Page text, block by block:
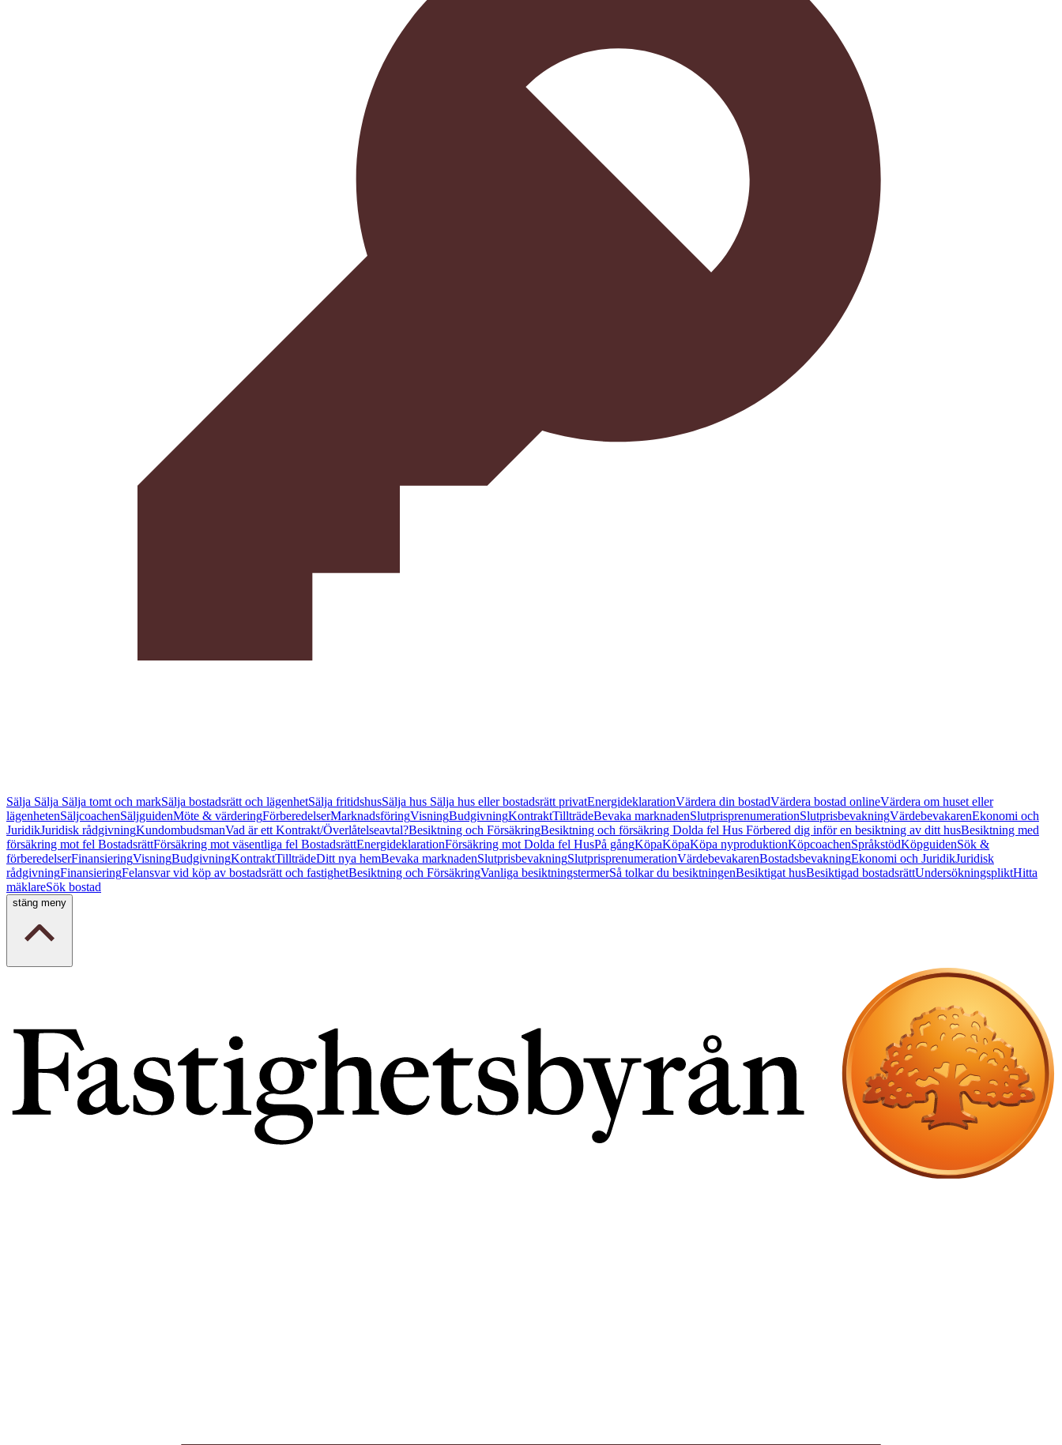
Sälja Sälja Sälja tomt och markSälja bostadsrätt och lägenhetSälja fritidshusSälja hus Sälja hus eller bostadsrätt privatEnergideklarationVärdera din bostadVärdera bostad onlineVärdera om huset eller
lägenhetenSäljcoachenSäljguidenMöte & värderingFörberedelserMarknadsföringVisningBudgivningKontraktTillträdeBevaka marknadenSlutprisprenumerationSlutprisbevakningVärdebevakarenEkonomi och
JuridikJuridisk rådgivningKundombudsmanVad är ett Kontrakt/Överlåtelseavtal?Besiktning och FörsäkringBesiktning och försäkring Dolda fel Hus Förbered dig inför en besiktning av ditt husBesiktning med
försäkring mot fel BostadsrättFörsäkring mot väsentliga fel BostadsrättEnergideklarationFörsäkring mot Dolda fel HusPå gångKöpaKöpaKöpa nyproduktionKöpcoachenSpråkstödKöpguidenSök &
förberedelserFinansieringVisningBudgivningKontraktTillträdeDitt nya hemBevaka marknadenSlutprisbevakningSlutprisprenumerationVärdebevakarenBostadsbevakningEkonomi och JuridikJuridisk
rådgivningFinansieringFelansvar vid köp av bostadsrätt och fastighetBesiktning och FörsäkringVanliga besiktningstermerSå tolkar du besiktningenBesiktigat husBesiktigad bostadsrättUndersökningspliktHitta
mäklareSök bostad
stäng meny